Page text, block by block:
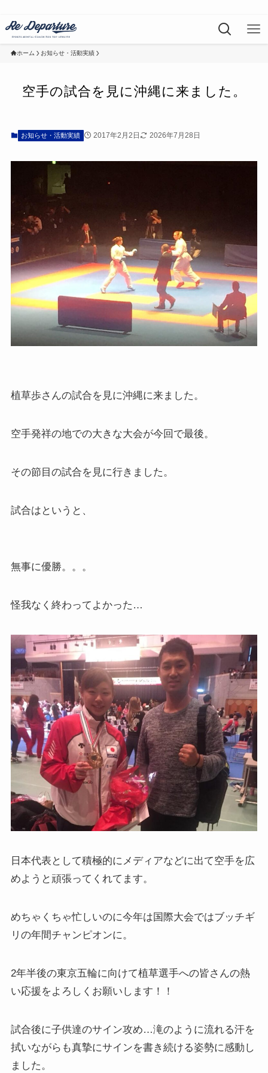
ホーム お知らせ・活動実績
空手の試合を見に沖縄に来ました。
お知らせ・活動実績 2017年2月2日 2026年7月28日
植草歩さんの試合を見に沖縄に来ました。
空手発祥の地での大きな大会が今回で最後。
その節目の試合を見に行きました。
試合はというと、
無事に優勝。。。
怪我なく終わってよかった…
日本代表として積極的にメディアなどに出て空手を広
めようと頑張ってくれてます。
めちゃくちゃ忙しいのに今年は国際大会ではブッチギ
リの年間チャンピオンに。
2年半後の東京五輪に向けて植草選手への皆さんの熱
い応援をよろしくお願いします！！
試合後に子供達のサイン攻め…滝のように流れる汗を
拭いながらも真摯にサインを書き続ける姿勢に感動し
ました。